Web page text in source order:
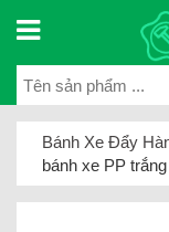
Bánh Xe Đẩy
bánh xe PP